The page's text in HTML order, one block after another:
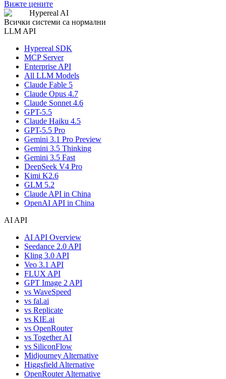
Вижте цените
Hypereal AI
Всички системи са нормални
LLM API
Hypereal SDK
MCP Server
Enterprise API
All LLM Models
Claude Fable 5
Claude Opus 4.7
Claude Sonnet 4.6
GPT-5.5
Claude Haiku 4.5
GPT-5.5 Pro
Gemini 3.1 Pro Preview
Gemini 3.5 Thinking
Gemini 3.5 Fast
DeepSeek V4 Pro
Kimi K2.6
GLM 5.2
Claude API in China
OpenAI API in China
AI API
AI API Overview
Seedance 2.0 API
Kling 3.0 API
Veo 3.1 API
FLUX API
GPT Image 2 API
vs WaveSpeed
vs fal.ai
vs Replicate
vs KIE.ai
vs OpenRouter
vs Together AI
vs SiliconFlow
Midjourney Alternative
Higgsfield Alternative
OpenRouter Alternative